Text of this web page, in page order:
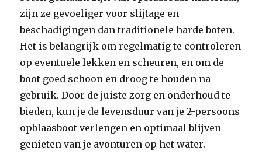
zijn ze gevoeliger voor slijtage en
beschadigingen dan traditionele harde boten.
Het is belangrijk om regelmatig te controleren
op eventuele lekken en scheuren, en om de
boot goed schoon en droog te houden na
gebruik. Door de juiste zorg en onderhoud te
bieden, kun je de levensduur van je 2-persoons
opblaasboot verlengen en optimaal blijven
genieten van je avonturen op het water.